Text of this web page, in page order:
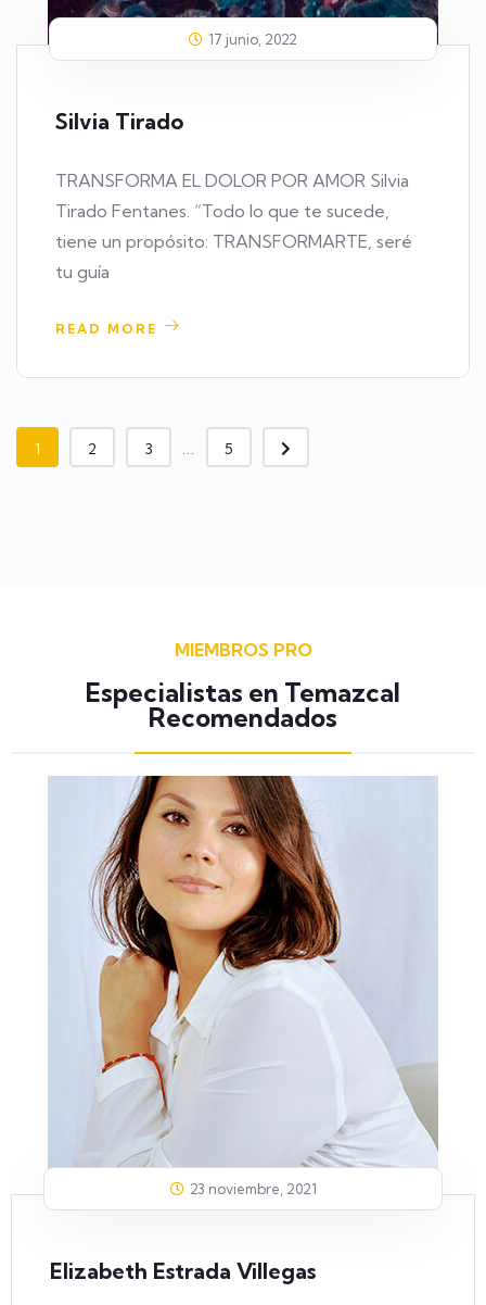
17 junio, 2022
Silvia Tirado
TRANSFORMA EL DOLOR POR AMOR Silvia
Tirado Fentanes. “Todo lo que te sucede,
tiene un propósito: TRANSFORMARTE, seré
tu guía
READ MORE
1 2 3 ... 5
MIEMBROS PRO
Especialistas en Temazcal
Recomendados
23 noviembre, 2021
Elizabeth Estrada Villegas